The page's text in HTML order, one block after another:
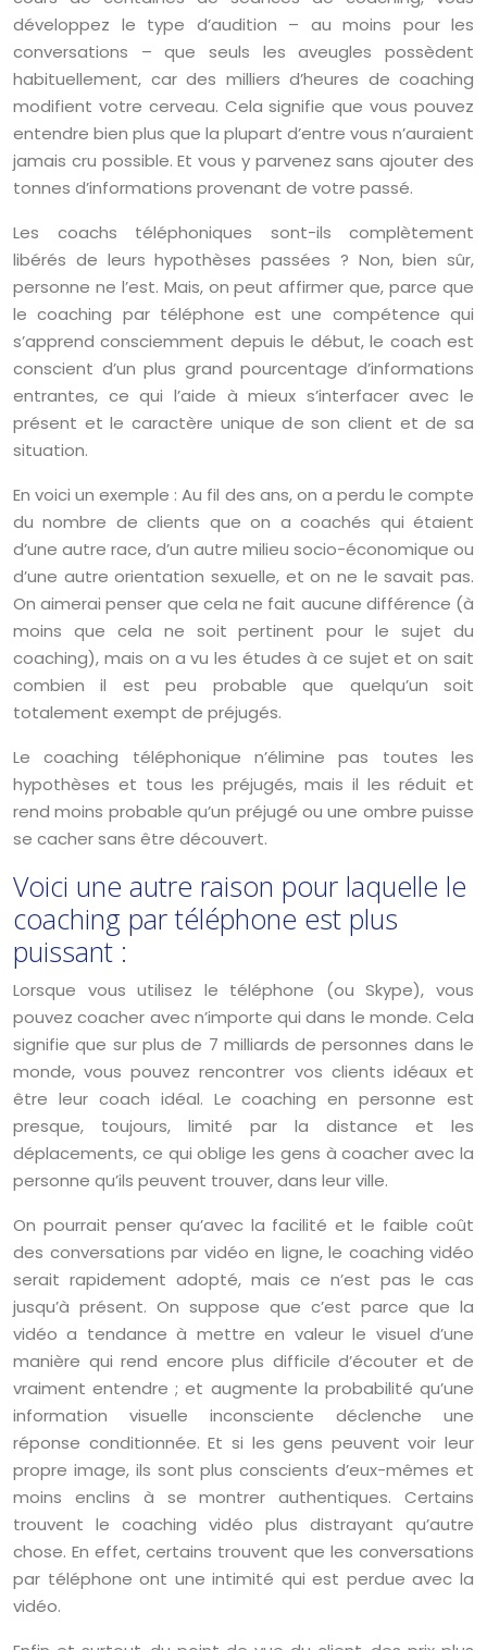
développez le type d’audition – au moins pour les
conversations – que seuls les aveugles possèdent
habituellement, car des milliers d’heures de coaching
modifient votre cerveau. Cela signifie que vous pouvez
entendre bien plus que la plupart d’entre vous n’auraient
jamais cru possible. Et vous y parvenez sans ajouter des
tonnes d’informations provenant de votre passé.
Les coachs téléphoniques sont-ils complètement
libérés de leurs hypothèses passées ? Non, bien sûr,
personne ne l’est. Mais, on peut affirmer que, parce que
le coaching par téléphone est une compétence qui
s’apprend consciemment depuis le début, le coach est
conscient d’un plus grand pourcentage d’informations
entrantes, ce qui l’aide à mieux s’interfacer avec le
présent et le caractère unique de son client et de sa
situation.
En voici un exemple : Au fil des ans, on a perdu le compte
du nombre de clients que on a coachés qui étaient
d’une autre race, d’un autre milieu socio-économique ou
d’une autre orientation sexuelle, et on ne le savait pas.
On aimerai penser que cela ne fait aucune différence (à
moins que cela ne soit pertinent pour le sujet du
coaching), mais on a vu les études à ce sujet et on sait
combien il est peu probable que quelqu’un soit
totalement exempt de préjugés.
Le coaching téléphonique n’élimine pas toutes les
hypothèses et tous les préjugés, mais il les réduit et
rend moins probable qu’un préjugé ou une ombre puisse
se cacher sans être découvert.
Voici une autre raison pour laquelle le
coaching par téléphone est plus
puissant :
Lorsque vous utilisez le téléphone (ou Skype), vous
pouvez coacher avec n’importe qui dans le monde. Cela
signifie que sur plus de 7 milliards de personnes dans le
monde, vous pouvez rencontrer vos clients idéaux et
être leur coach idéal. Le coaching en personne est
presque, toujours, limité par la distance et les
déplacements, ce qui oblige les gens à coacher avec la
personne qu’ils peuvent trouver, dans leur ville.
On pourrait penser qu’avec la facilité et le faible coût
des conversations par vidéo en ligne, le coaching vidéo
serait rapidement adopté, mais ce n’est pas le cas
jusqu’à présent. On suppose que c’est parce que la
vidéo a tendance à mettre en valeur le visuel d’une
manière qui rend encore plus difficile d’écouter et de
vraiment entendre ; et augmente la probabilité qu’une
information visuelle inconsciente déclenche une
réponse conditionnée. Et si les gens peuvent voir leur
propre image, ils sont plus conscients d’eux-mêmes et
moins enclins à se montrer authentiques. Certains
trouvent le coaching vidéo plus distrayant qu’autre
chose. En effet, certains trouvent que les conversations
par téléphone ont une intimité qui est perdue avec la
vidéo.